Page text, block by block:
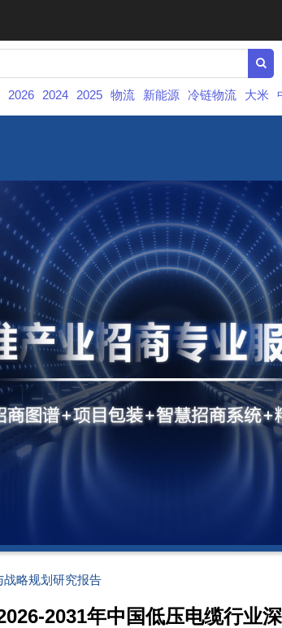
2026 2024 2025 物流 新能源 冷链物流 大米
战略规划研究报告
2031年中国低压电缆行业